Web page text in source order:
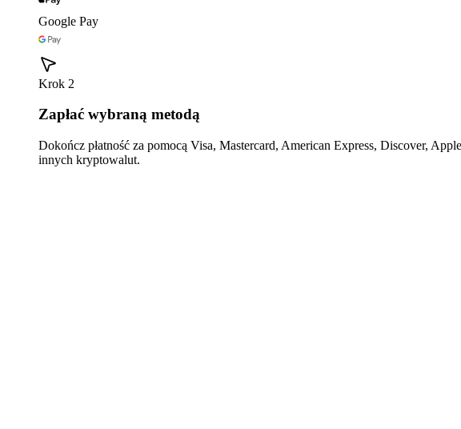
Google Pay
Krok 2
Zapłać wybraną metodą
Dokończ płatność za pomocą Visa, Mastercard, American Express, Discover,
innych kryptowalut.